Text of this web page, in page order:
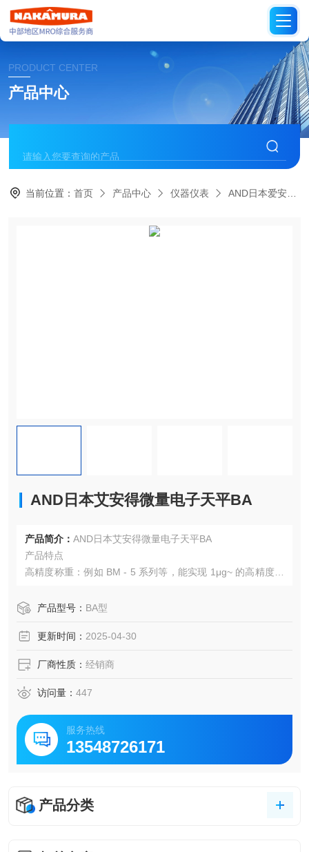
PRODUCT CENTER
产品中心
当前位置：首页 产品中心 仪器仪表 AND日本爱安德
AND日本艾安得微量电子天平BA
产品简介： AND日本艾安得微量电子天平BA
产品特点
高精度称重：例如 BM - 5 系列等，能实现 1μg~ 的高精度称
静电消除设计：标配无风离子发生器，采用直流型，除静电
产品型号： BA型
更新时间： 2025-04-30
厂商性质： 经销商
访问量： 447
服务热线
13548726171
产品分类